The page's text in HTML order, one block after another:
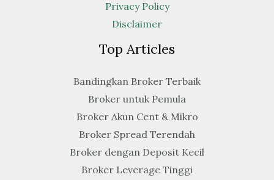
Privacy Policy
Disclaimer
Top Articles
Bandingkan Broker Terbaik
Broker untuk Pemula
Broker Akun Cent & Mikro
Broker Spread Terendah
Broker dengan Deposit Kecil
Broker Leverage Tinggi